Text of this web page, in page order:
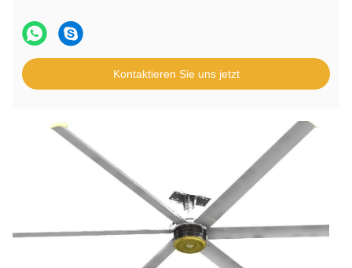
Kontaktieren Sie uns jetzt